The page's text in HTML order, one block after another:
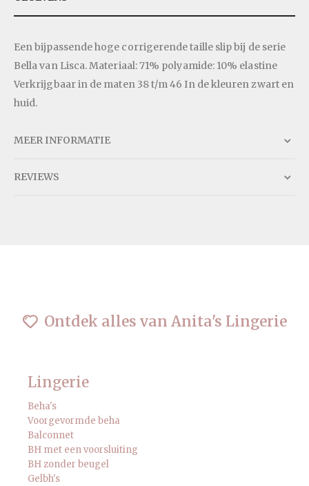
Een bijpassende hoge corrigerende taille slip bij de serie
Bella van Lisca. Materiaal: 71% polyamide: 10% elastine
Verkrijgbaar in de maten 38 t/m 46 In de kleuren zwart en
huid.
MEER INFORMATIE
REVIEWS
Ontdek alles van Anita's Lingerie
Lingerie
Beha's
Voorgevormde beha
Balconnet
BH met een voorsluiting
BH zonder beugel
Gelbh's